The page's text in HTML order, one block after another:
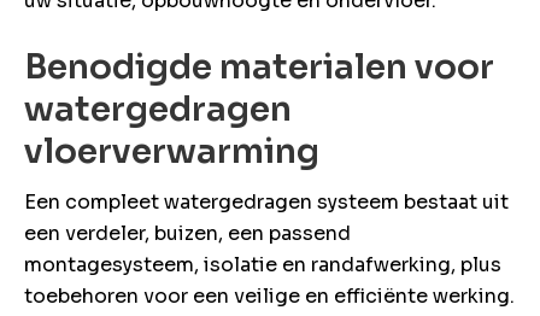
Benodigde materialen voor
watergedragen
vloerverwarming
Een compleet watergedragen systeem bestaat uit
een verdeler, buizen, een passend
montagesysteem, isolatie en randafwerking, plus
toebehoren voor een veilige en efficiënte werking.